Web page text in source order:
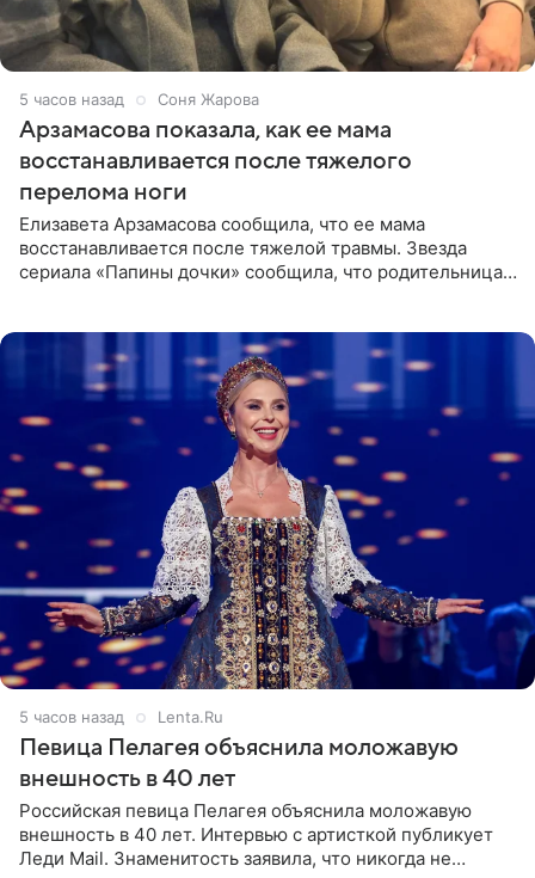
5 часов назад Соня Жарова
Арзамасова показала, как ее мама
восстанавливается после тяжелого
перелома ноги
Елизавета Арзамасова сообщила, что ее мама
восстанавливается после тяжелой травмы. Звезда
сериала «Папины дочки» сообщила, что родительница
5 часов назад Lenta.Ru
Певица Пелагея объяснила моложавую
внешность в 40 лет
Российская певица Пелагея объяснила моложавую
внешность в 40 лет. Интервью с артисткой публикует
Леди Mail. Знаменитость заявила, что никогда не